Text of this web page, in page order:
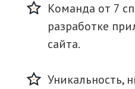
Команда от 7
разработке
сайта.
Уникальность,